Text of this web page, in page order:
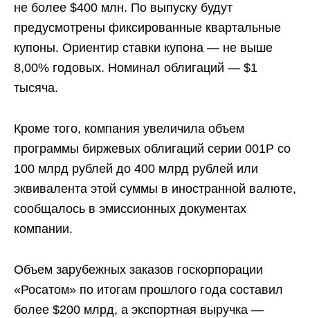
не более $400 млн. По выпуску будут
предусмотрены фиксированные квартальные
купоны. Ориентир ставки купона — не выше
8,00% годовых. Номинал облигаций — $1
тысяча.
Кроме того, компания увеличила объем
программы биржевых облигаций серии 001Р со
100 млрд рублей до 400 млрд рублей или
эквивалента этой суммы в иностранной валюте,
сообщалось в эмиссионных документах
компании.
Объем зарубежных заказов госкорпорации
«Росатом» по итогам прошлого года составил
более $200 млрд, а экспортная выручка —